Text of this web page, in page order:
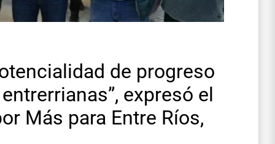
de progreso
expresó el
Más para Entre Ríos,